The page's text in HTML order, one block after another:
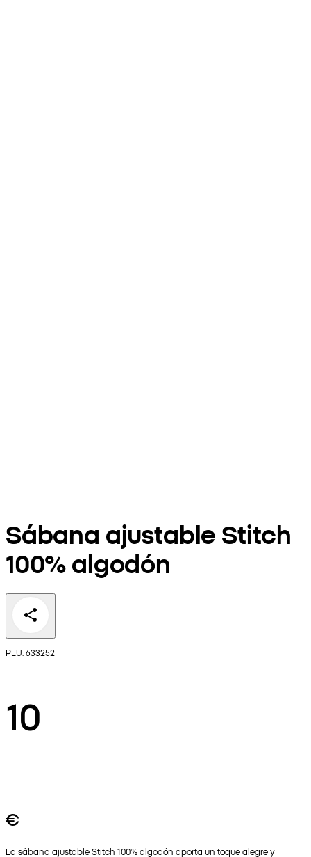
Sábana ajustable Stitch
100% algodón
PLU: 633252
10
€
La sábana ajustable Stitch 100% algodón aporta un toque alegre y